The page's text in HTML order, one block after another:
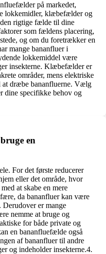
på markedet,
lokkemidler, klæbefælder og
rigtige fælde til dine
som fældens placering,
og om du foretrækker en
mange bananfluer i
lokkemiddel være
insekterne. Klæbefælder er
områder, mens elektriske
dræbe bananfluerne. Vælg
dine specifikke behov og
en
For det første reducerer
eller det område, hvor
at skabe en mere
da bananfluer kan være
er mange
nemme at bruge og
for både private og
en bananfluefælde også
af bananfluer til andre
og indeholder insekterne.4.